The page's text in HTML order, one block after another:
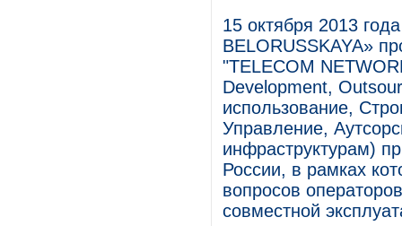
15 октября 2013
BELORUSSKAYA»
"TELECOM
Development,
использование,
Управление,
инфраструктурам)
России, в рамках
вопросов
совместной